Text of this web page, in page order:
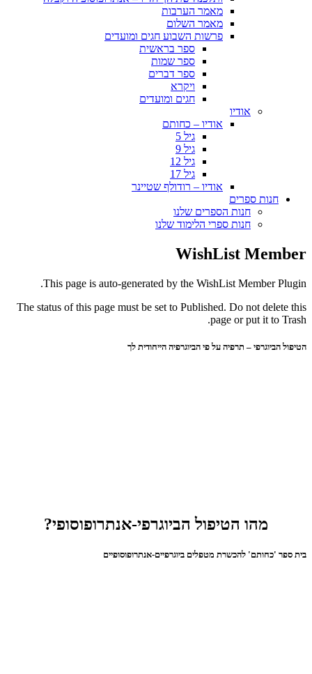
מאמר הערבות
מאמר השלום
פרשות השבוע חגים ומועדים
ספר בראשית
ספר שמות
ספר דברים
ויקרא
חגים ומועדים
אודיו
אודיו – כחותם
גיל 5
גיל 9
גיל 12
גיל 17
אודיו – רודולף שטיינר
חנות ספרים
חנות הספרים שלנו
חנות ספרי הלימוד שלנו
WishList Member
This page is auto-generated by the WishList Member Plugin.
The status of this page must be set to Published. Do not delete this
page or put it to Trash.
הטיפול הביוגרפי – תרפיה על פי הביוגרפיה הייחודית לך
מהו הטיפול הביוגרפי-אנתרופוסופי?
בית ספר 'כחותם' להכשרת מטפלים ביוגרפיים-אנתרופוסופיים